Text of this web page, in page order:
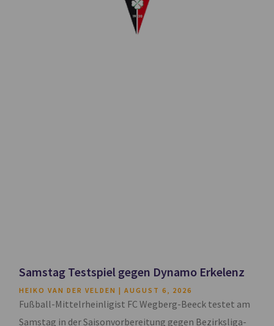
Samstag Testspiel gegen Dynamo Erkelenz
HEIKO VAN DER VELDEN AUGUST 6, 2026
Fußball-Mittelrheinligist FC Wegberg-Beeck testet am
Samstag in der Saisonvorbereitung gegen Bezirksliga-